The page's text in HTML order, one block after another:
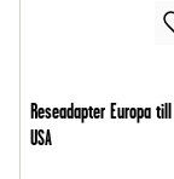
Reseadapter Europa till
USA